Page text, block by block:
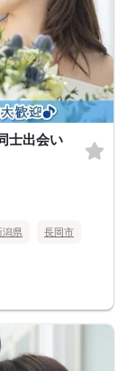
士出会い
潟県 長岡市